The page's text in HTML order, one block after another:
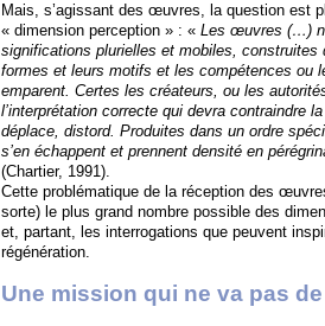
Mais, s’agissant des œuvres, la question est
« dimension perception » : « Les œuvres (…)
significations plurielles et mobiles, construites
formes et leurs motifs et les compétences ou
emparent. Certes les créateurs, ou les
l’interprétation correcte qui devra contraindre
déplace, distord. Produites dans un ordre
s’en échappent et prennent densité en
(Chartier, 1991).
Cette problématique de la réception des
sorte) le plus grand nombre possible des
et, partant, les interrogations que peuvent
régénération.
Une mission qui ne va pas